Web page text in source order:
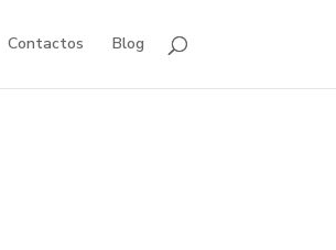
Contactos Blog